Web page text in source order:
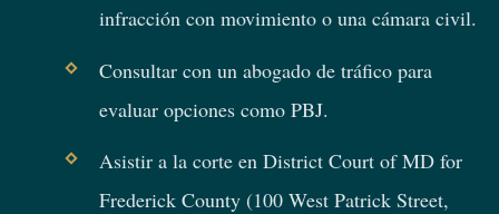
infracción con movimiento o una cámara civil.
Consultar con un abogado de tráfico para
evaluar opciones como PBJ.
Asistir a la corte en District Court of MD for
Frederick County (100 West Patrick Street,